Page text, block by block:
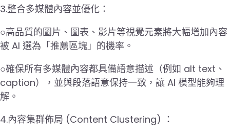
3.整合多媒體內容並優化：
○高品質的圖片、圖表、影片等視覺元素將大幅增加內容
被 AI 選為「推薦區塊」的機率。
○確保所有多媒體內容都具備語意描述（例如 alt text、
caption），並與段落語意保持一致，讓 AI 模型能夠理
解。
4.內容集群佈局 (Content Clustering) ：